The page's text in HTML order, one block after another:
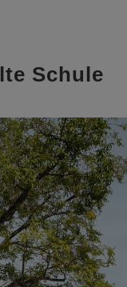
Schule